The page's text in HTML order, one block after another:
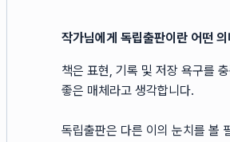
작가님에게 독립출판이란 어떤
책은 표현, 기록 및 저장 욕구를
좋은 매체라고 생각합니다.
독립출판은 다른 이의 눈치를 볼